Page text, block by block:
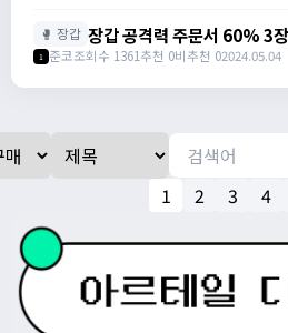
🥊 장갑 장갑 공격력 주문서 60% 3
넌 / https://
1 준코조회수 1361추천 0비추천 02024.05.04
1 2 3 4